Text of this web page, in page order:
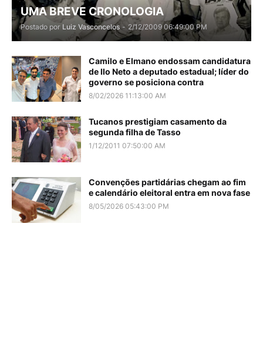
UMA BREVE CRONOLOGIA
Postado por Luiz Vasconcelos - 2/12/2009 06:49:00 PM
Camilo e Elmano endossam candidatura
de Ilo Neto a deputado estadual; líder do
governo se posiciona contra
8/02/2026 11:13:00 AM
Tucanos prestigiam casamento da
segunda filha de Tasso
1/12/2011 07:50:00 AM
Convenções partidárias chegam ao fim
e calendário eleitoral entra em nova fase
8/05/2026 05:43:00 PM